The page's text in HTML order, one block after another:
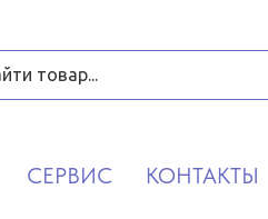
СЕРВИС КОНТАКТЫ